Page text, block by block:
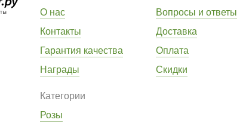
О нас
Контакты
Гарантия качества
Награды
Вопросы и ответы
Доставка
Оплата
Скидки
Категории
Розы